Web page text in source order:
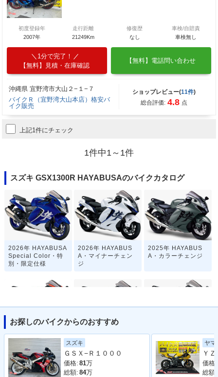
初度登録年
2007年
走行距離
21249Km
修復歴
なし
車検/自賠責
車検無し
1分で完了！
【無料】見積・在庫確認
【無料】電話問い合わせ
沖縄県 宜野湾市大山２−１−７
バイクＲ（宜野湾大山本店）格安バ
イク販売
ショップレビュー(11件)
総合評価: 4.8 点
上記1件にチェック
1件中1～1件
スズキ GSX1300R HAYABUSAのバイクカタログ
2026年 HAYABUSA
Special Color・特
別・限定仕様
2026年 HAYABUS
A・マイナーチェン
ジ
2025年 HAYABUS
A・カラーチェンジ
2023年 HAYABUSA
25th Anniversary M
odel・特別・限定仕
様
2023年 HAYABUS
A・カラーチェンジ
A・フルモデルチェ
ンジ
お探しのバイクからのおすすめ
スズキ
ＧＳＸ−Ｒ１０００
価格: 81万
総額: 84万
ヤマ
価格:
総額: